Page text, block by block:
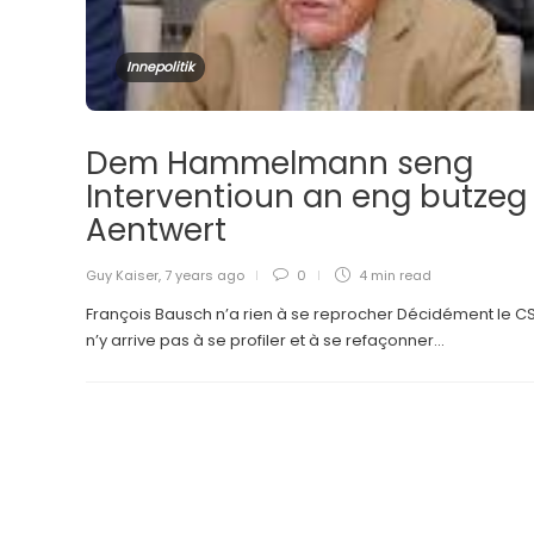
Innepolitik
Dem Hammelmann seng
Interventioun an eng butzeg
Aentwert
Guy Kaiser, 7 years ago 0 4 min read
François Bausch n’a rien à se reprocher Décidément le
n’y arrive pas à se profiler et à se refaçonner...